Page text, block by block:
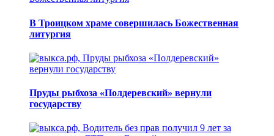
В Троицком храме совершилась Божественная
литургия
Пруды рыбхоза «Полдеревский» вернули
государству